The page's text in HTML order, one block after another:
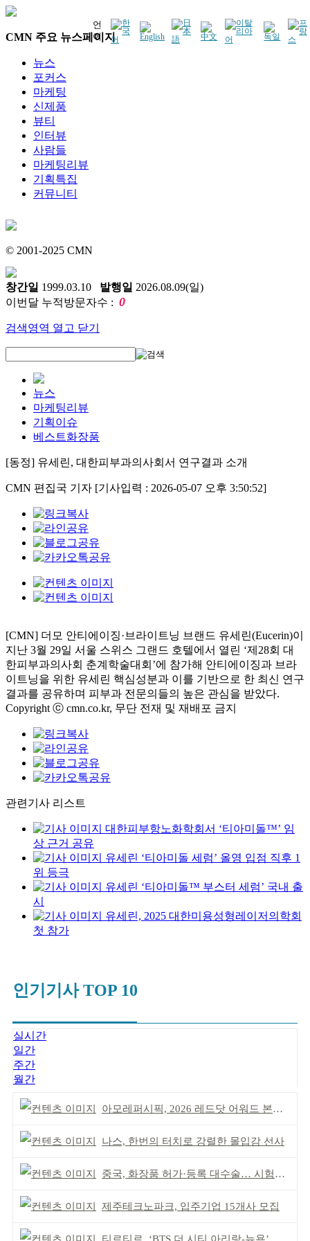
언
어
CMN 주요 뉴스페이지
뉴스
포커스
마케팅
신제품
뷰티
인터뷰
사람들
마케팅리뷰
기획특집
커뮤니티
© 2001-2025 CMN
창간일 1999.03.10 발행일 2026.08.09(일)
이번달 누적방문자수 : 0
검색영역 열고 닫기
뉴스
마케팅리뷰
기획이슈
베스트화장품
[동정] 유세린, 대한피부과의사회서 연구결과 소개
CMN 편집국 기자 [기사입력 : 2026-05-07 오후 3:50:52]
[CMN] 더모 안티에이징·브라이트닝 브랜드 유세린(Eucerin)이
지난 3월 29일 서울 스위스 그랜드 호텔에서 열린 ‘제28회 대
한피부과의사회 춘계학술대회’에 참가해 안티에이징과 브라
이트닝을 위한 유세린 핵심성분과 이를 기반으로 한 최신 연구
결과를 공유하며 피부과 전문의들의 높은 관심을 받았다.
Copyright ⓒ cmn.co.kr, 무단 전재 및 재배포 금지
관련기사 리스트
대한피부항노화학회서 ‘티아미돌™’ 임
상 근거 공유
유세린 ‘티아미돌 세럼’ 올영 입점 직후 1
위 등극
유세린 ‘티아미돌™ 부스터 세럼’ 국내 출
시
유세린, 2025 대한미용성형레이저의학회
첫 참가
인기기사 TOP 10
실시간
일간
주간
월간
아모레퍼시픽, 2026 레드닷 어워드 본상 2개 수상
나스, 한번의 터치로 강렬한 몰입감 선사
중국, 화장품 허가·등록 대수술… 시험자료 공용 허용
제주테크노파크, 입주기업 15개사 모집